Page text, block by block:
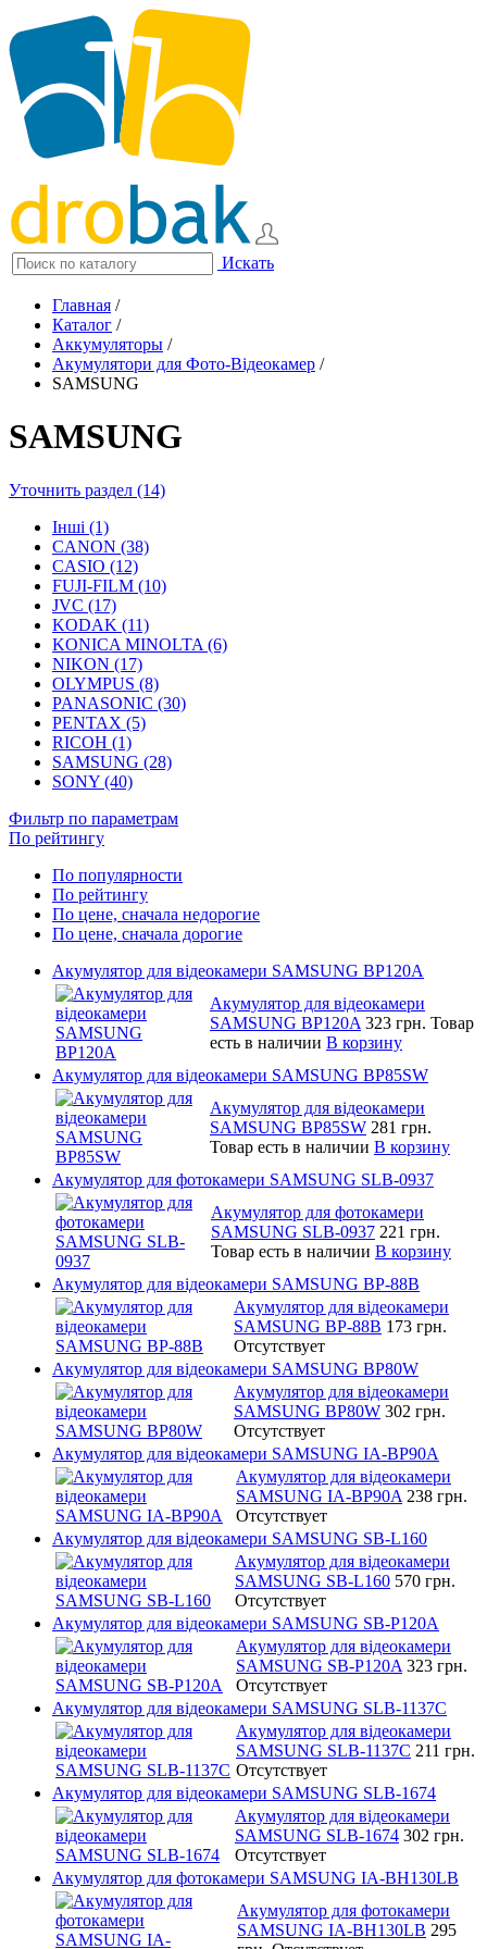
Искать
Главная /
Каталог /
Аккумуляторы /
Акумулятори для Фото-Відеокамер /
SAMSUNG
SAMSUNG
Уточнить раздел (14)
Інші (1)
CANON (38)
CASIO (12)
FUJI-FILM (10)
JVC (17)
KODAK (11)
KONICA MINOLTA (6)
NIKON (17)
OLYMPUS (8)
PANASONIC (30)
PENTAX (5)
RICOH (1)
SAMSUNG (28)
SONY (40)
Фильтр по параметрам
По рейтингу
По популярности
По рейтингу
По цене, сначала недорогие
По цене, сначала дорогие
Акумулятор для відеокамери SAMSUNG BP120A
Акумулятор для відеокамери
SAMSUNG BP120A 323 грн. Товар
есть в наличии В корзину
Акумулятор для відеокамери SAMSUNG BP85SW
Акумулятор для відеокамери
SAMSUNG BP85SW 281 грн.
Товар есть в наличии В корзину
Акумулятор для фотокамери SAMSUNG SLB-0937
Акумулятор для фотокамери
SAMSUNG SLB-0937 221 грн.
Товар есть в наличии В корзину
Акумулятор для відеокамери SAMSUNG BP-88B
Акумулятор для відеокамери
SAMSUNG BP-88B 173 грн.
Отсутствует
Акумулятор для відеокамери SAMSUNG BP80W
Акумулятор для відеокамери
SAMSUNG BP80W 302 грн.
Отсутствует
Акумулятор для відеокамери SAMSUNG IA-BP90A
Акумулятор для відеокамери
SAMSUNG IA-BP90A 238 грн.
Отсутствует
Акумулятор для відеокамери SAMSUNG SB-L160
Акумулятор для відеокамери
SAMSUNG SB-L160 570 грн.
Отсутствует
Акумулятор для відеокамери SAMSUNG SB-P120A
Акумулятор для відеокамери
SAMSUNG SB-P120A 323 грн.
Отсутствует
Акумулятор для відеокамери SAMSUNG SLB-1137C
Акумулятор для відеокамери
SAMSUNG SLB-1137C 211 грн.
Отсутствует
Акумулятор для відеокамери SAMSUNG SLB-1674
Акумулятор для відеокамери
SAMSUNG SLB-1674 302 грн.
Отсутствует
Акумулятор для фотокамери SAMSUNG IA-BH130LB
Акумулятор для фотокамери
SAMSUNG IA-BH130LB 295